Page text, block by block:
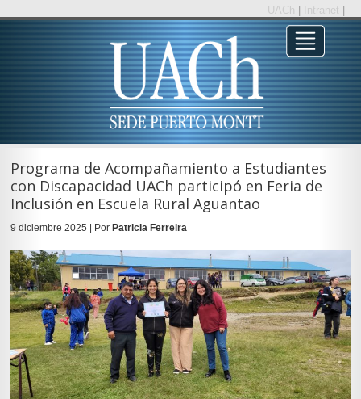
UACh Intranet
Programa de Acompañamiento a Estudiantes
con Discapacidad UACh participó en Feria de
Inclusión en Escuela Rural Aguantao
9 diciembre 2025 | Por Patricia Ferreira